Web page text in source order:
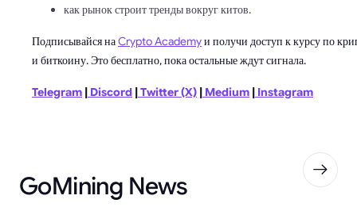
как рынок строит тренды вокруг китов.
Подписывайся наCrypto Academyи получи доступ к курсу по
и биткоину. Это бесплатно, пока остальные ждут сигнала.
Telegram | Discord |Twitter (X) | Medium | Instagram
GoMining News